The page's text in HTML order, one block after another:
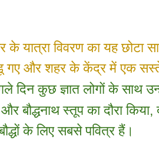
के यात्रा विवरण का यह छोटा
गए और शहर के केंद्र में एक
दिन कुछ ज्ञात लोगों के साथ
बौद्धनाथ स्तूप का दौरा किया,
के लिए सबसे पवित्र हैं।